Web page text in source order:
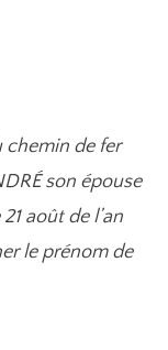
chemin de fer
son épouse
août de l’an
le prénom de